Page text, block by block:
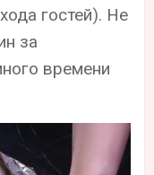
гостей). Не
за
времени